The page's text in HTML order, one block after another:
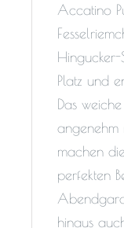
Accatino
Platz und
Das
angenehm
machen
perfekten
hinaus